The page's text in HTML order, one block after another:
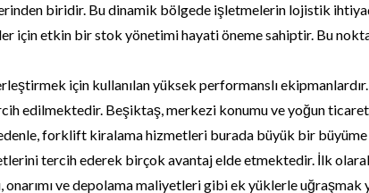
biridir. Bu dinamik bölgede işletmelerin lojistik
için etkin bir stok yönetimi hayati öneme sahiptir. Bu
için kullanılan yüksek performanslı
edilmektedir. Beşiktaş, merkezi konumu ve yoğun
forklift kiralama hizmetleri burada büyük bir
tercih ederek birçok avantaj elde etmektedir. İlk
onarımı ve depolama maliyetleri gibi ek yüklerle